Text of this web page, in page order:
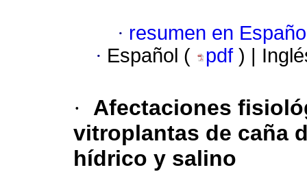
· resumen en
· Español ( pdf ) |
·
Afectaciones
vitroplantas de caña
hídrico y salino